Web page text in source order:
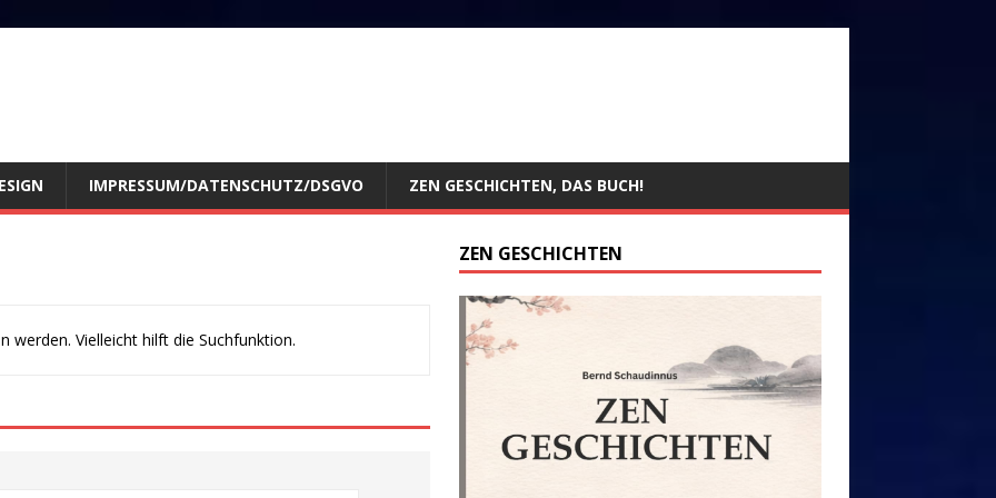
IMPRESSUM/DATENSCHUTZ/DSGVO ZEN GESCHICHTEN, DAS BUCH!
werden. Vielleicht hilft die Suchfunktion.
ZEN GESCHICHTEN